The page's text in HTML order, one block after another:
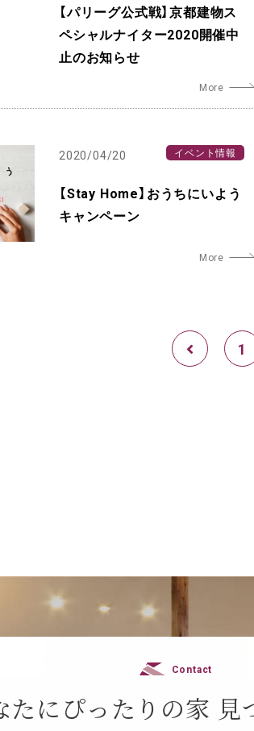
【パリーグ公式戦】京都建物ス
ペシャルナイター2020開催中
止のお知らせ
2020/04/20 イベント情報
【Stay Home】おうちにいよう
キャンペーン
1
Contact
たにぴったりの家 見